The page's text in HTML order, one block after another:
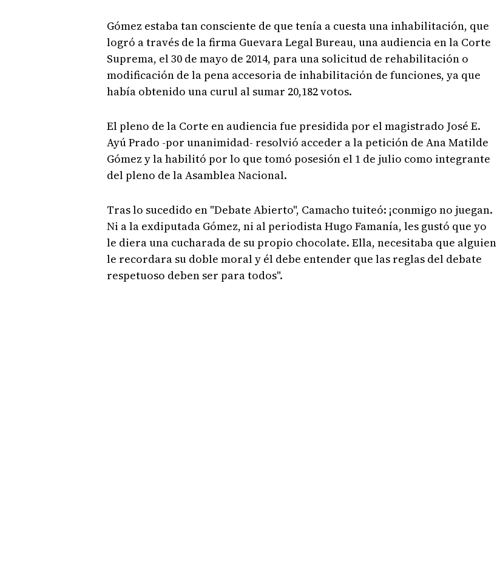
Gómez estaba tan consciente de que tenía a cuesta una inhabilitación, que
logró a través de la firma Guevara Legal Bureau, una audiencia en la Corte
Suprema, el 30 de mayo de 2014, para una solicitud de rehabilitación o
modificación de la pena accesoria de inhabilitación de funciones, ya que
había obtenido una curul al sumar 20,182 votos.
El pleno de la Corte en audiencia fue presidida por el magistrado José E.
Ayú Prado -por unanimidad- resolvió acceder a la petición de Ana Matilde
Gómez y la habilitó por lo que tomó posesión el 1 de julio como integrante
del pleno de la Asamblea Nacional.
Tras lo sucedido en "Debate Abierto", Camacho tuiteó: ¡conmigo no juegan.
Ni a la exdiputada Gómez, ni al periodista Hugo Famanía, les gustó que yo
le diera una cucharada de su propio chocolate. Ella, necesitaba que alguien
le recordara su doble moral y él debe entender que las reglas del debate
respetuoso deben ser para todos".